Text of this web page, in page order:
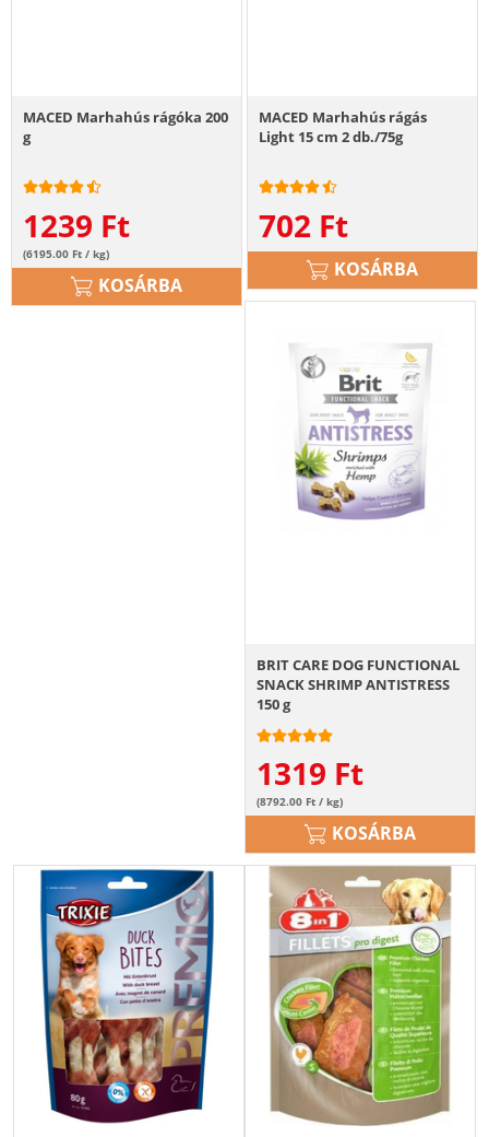
MACED Marhahús rágóka 200
g
1239 Ft
(6195.00 Ft / kg)
KOSÁRBA
MACED Marhahús rágás
Light 15 cm 2 db./75g
702 Ft
KOSÁRBA
BRIT CARE DOG FUNCTIONAL
SNACK SHRIMP ANTISTRESS
150 g
1319 Ft
(8792.00 Ft / kg)
KOSÁRBA